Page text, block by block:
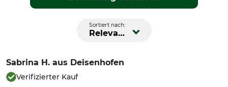
Sortiert nach:
Relevanz
Sabrina H. aus Deisenhofen
Verifizierter Kauf